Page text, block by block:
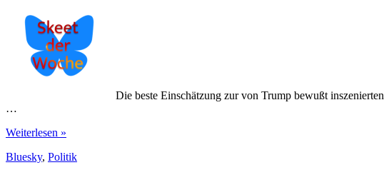
Die beste Einschätzung zur von Trump bewußt inszenierten
…
Anzug
Mann
Weiterlesen »
Bluesky, Politik